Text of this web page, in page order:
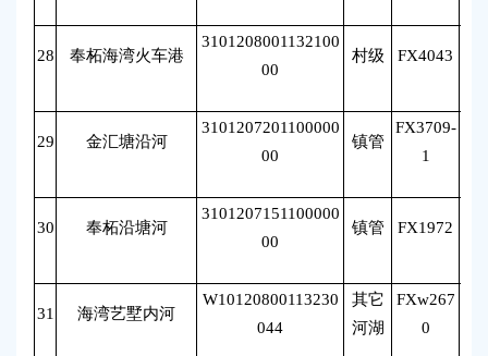
28 奉柘海湾火车港
3101208001132100
00
村级 FX4043
29 金汇塘沿河
3101207201100000
00
镇管
FX3709-
1
30 奉柘沿塘河
3101207151100000
00
镇管 FX1972
31 海湾艺墅内河
W10120800113230
044
其它
河湖
FXw267
0